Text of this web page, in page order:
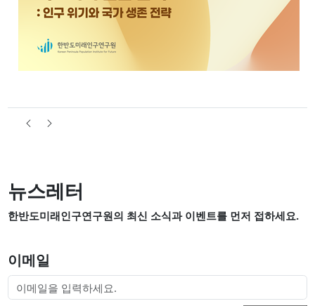
뉴스레터
한반도미래인구연구원의 최신 소식과 이벤트를 먼저 접하세요.
이메일